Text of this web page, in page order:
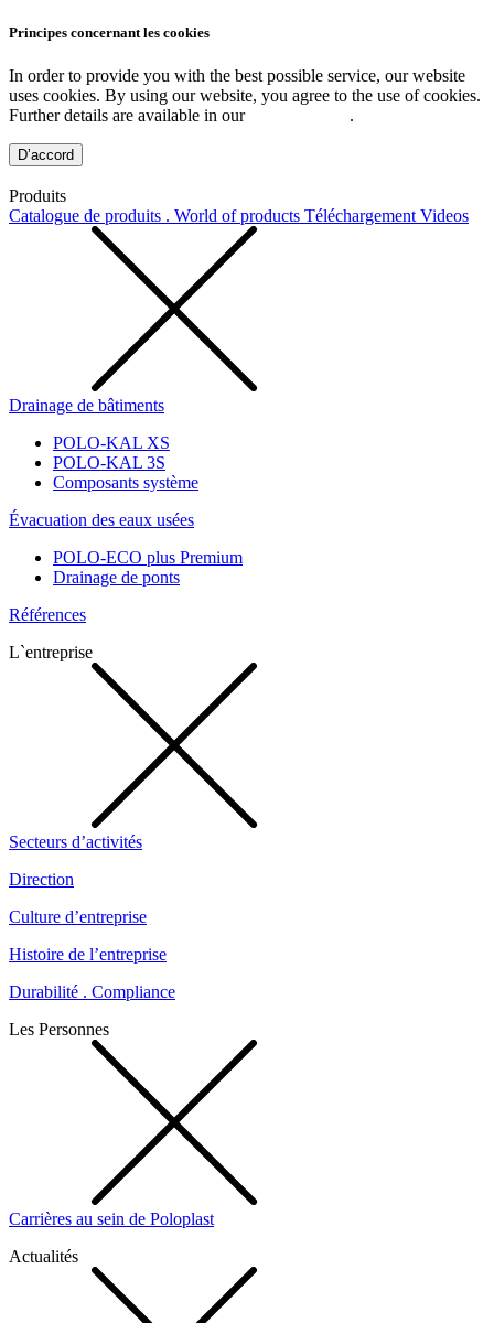
Principes concernant les cookies
In order to provide you with the best possible service, our website
uses cookies. By using our website, you agree to the use of cookies.
Further details are available in our
.
D’accord
Produits
Catalogue de produits . World of products Téléchargement Videos
Drainage de bâtiments
POLO-KAL XS
POLO-KAL 3S
Composants système
Évacuation des eaux usées
POLO-ECO plus Premium
Drainage de ponts
Références
L`entreprise
Secteurs d’activités
Direction
Culture d’entreprise
Histoire de l’entreprise
Durabilité . Compliance
Les Personnes
Carrières au sein de Poloplast
Actualités